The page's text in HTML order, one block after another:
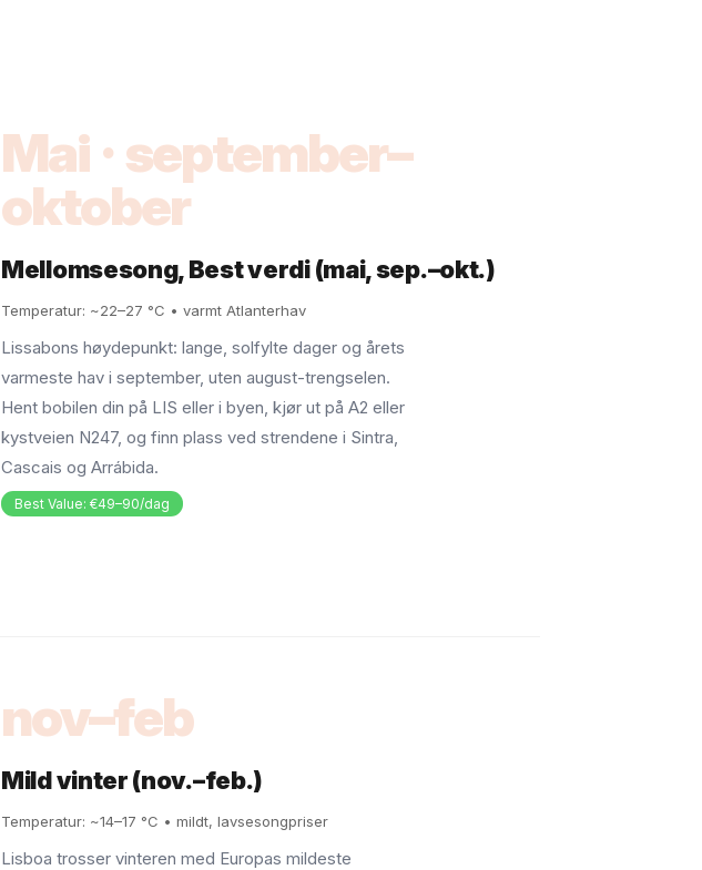
Mai · september–
oktober
Mellomsesong, Best verdi (mai, sep.–okt.)
Temperatur: ~22–27 °C • varmt Atlanterhav
Lissabons høydepunkt: lange, solfylte dager og årets
varmeste hav i september, uten august-trengselen.
Hent bobilen din på LIS eller i byen, kjør ut på A2 eller
kystveien N247, og finn plass ved strendene i Sintra,
Cascais og Arrábida.
Best Value: €49–90/dag
nov–feb
Mild vinter (nov.–feb.)
Temperatur: ~14–17 °C • mildt, lavsesongpriser
Lisboa trosser vinteren med Europas mildeste